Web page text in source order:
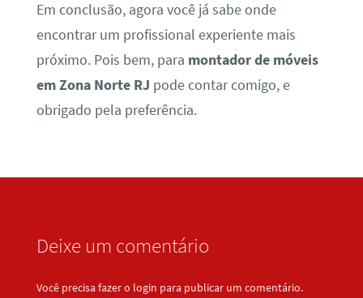
Em conclusão, agora você já sabe onde
encontrar um profissional experiente mais
próximo. Pois bem, para montador de móveis
em Zona Norte RJ pode contar comigo, e
obrigado pela preferência.
Deixe um comentário
Você precisa fazer o login para publicar um comentário.